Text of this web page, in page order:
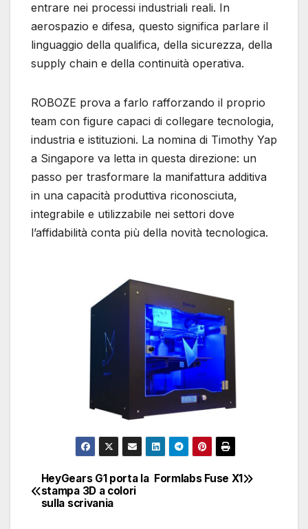
entrare nei processi industriali reali. In
aerospazio e difesa, questo significa parlare il
linguaggio della qualifica, della sicurezza, della
supply chain e della continuità operativa.
ROBOZE prova a farlo rafforzando il proprio
team con figure capaci di collegare tecnologia,
industria e istituzioni. La nomina di Timothy Yap
a Singapore va letta in questa direzione: un
passo per trasformare la manifattura additiva
in una capacità produttiva riconosciuta,
integrabile e utilizzabile nei settori dove
l’affidabilità conta più della novità tecnologica.
Navigazione
articoli
Formlabs Fuse X1
HeyGears G1 porta la
stampa 3D a colori
sulla scrivania